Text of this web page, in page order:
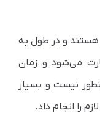
هستند و در طول به
می‌شود و زمان
نیست و بسیار
را انجام داد.